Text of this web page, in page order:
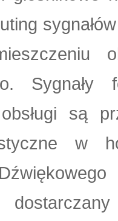
Sygnały
są
w